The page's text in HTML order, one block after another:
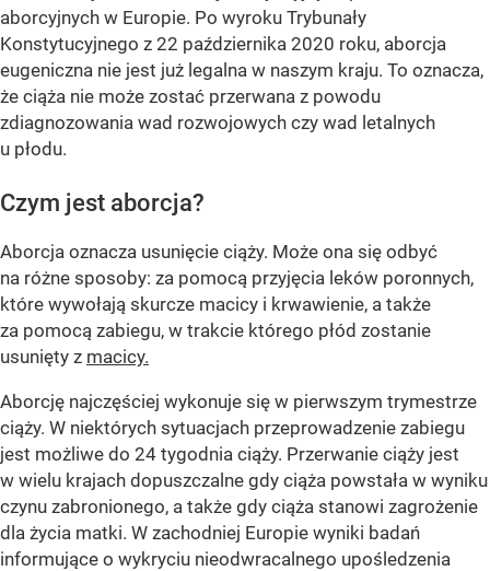
aborcyjnych w Europie. Po wyroku Trybunały
Konstytucyjnego z 22 października 2020 roku, aborcja
eugeniczna nie jest już legalna w naszym kraju. To oznacza,
że ciąża nie może zostać przerwana z powodu
zdiagnozowania wad rozwojowych czy wad letalnych
u płodu.
Czym jest aborcja?
Aborcja oznacza usunięcie ciąży. Może ona się odbyć
na różne sposoby: za pomocą przyjęcia leków poronnych,
które wywołają skurcze macicy i krwawienie, a także
za pomocą zabiegu, w trakcie którego płód zostanie
usunięty z macicy.
Aborcję najczęściej wykonuje się w pierwszym trymestrze
ciąży. W niektórych sytuacjach przeprowadzenie zabiegu
jest możliwe do 24 tygodnia ciąży. Przerwanie ciąży jest
w wielu krajach dopuszczalne gdy ciąża powstała w wyniku
czynu zabronionego, a także gdy ciąża stanowi zagrożenie
dla życia matki. W zachodniej Europie wyniki badań
informujące o wykryciu nieodwracalnego upośledzenia